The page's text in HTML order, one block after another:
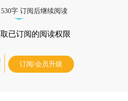
字 订阅后继续阅读
已订阅的阅读权限
订阅/会员升级